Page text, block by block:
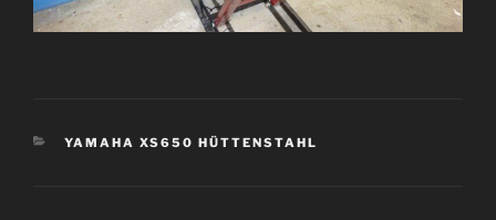
KATEGORIEN
YAMAHA XS650 HÜTTENSTAHL